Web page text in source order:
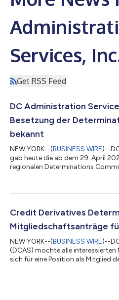
Services,
Get RSS Feed
DC Administration
Besetzung der
bekannt
NEW YORK--(BUSINESS WIRE)--
gab heute die ab dem 29. April
regionalen Determinations
(für alle Regionen):
Americas LLC Barclays Bank plc
Credit Derivatives
Mitgliedschaftsanträge
NEW YORK--(BUSINESS WIRE)--
(DCAS) möchte alle interessierten
sich für eine Position als Mitglied
Committee. Mitglieder der ISDA